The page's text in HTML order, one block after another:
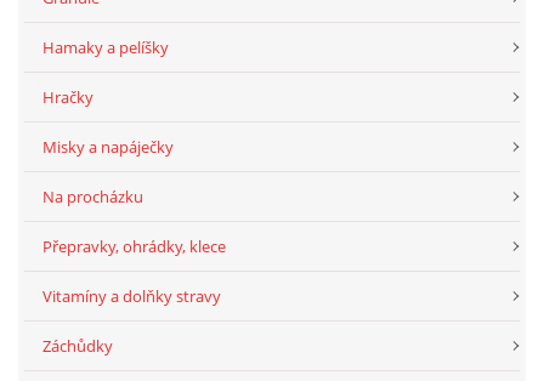
© 2026 eStránky.cz Aktualizováno: 1. 8. 2026
Hamaky a pelíšky
Hračky
Misky a napáječky
Na procházku
Přepravky, ohrádky, klece
Vitamíny a dolňky stravy
Záchůdky